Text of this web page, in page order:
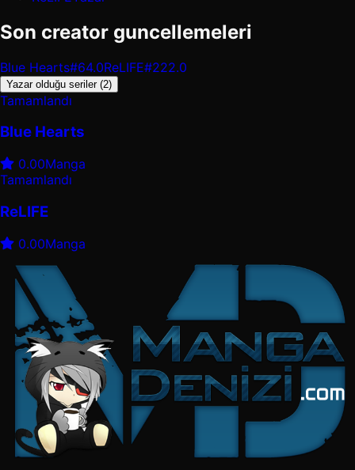
Son creator guncellemeleri
Blue Hearts#64.0ReLIFE#222.0
Yazar olduğu seriler (2)
Tamamlandı
Blue Hearts
0.00Manga
Tamamlandı
ReLIFE
0.00Manga